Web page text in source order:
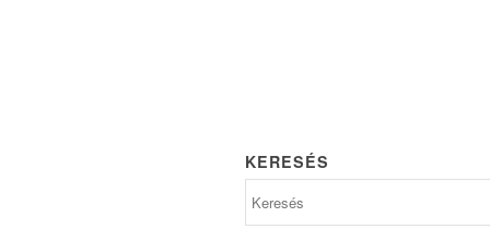
KERESÉS